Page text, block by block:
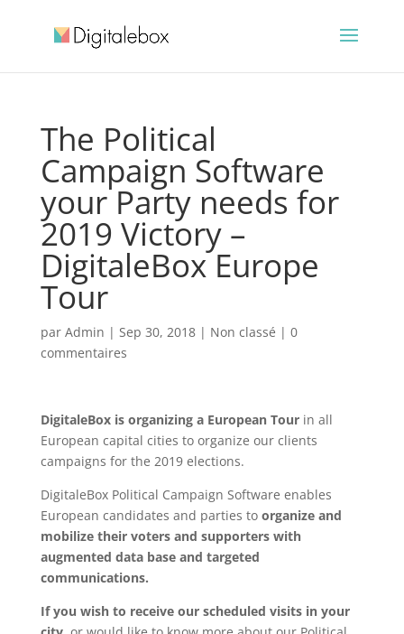
The Political
Campaign Software
your Party needs for
2019 Victory –
DigitaleBox Europe
Tour
par Admin | Sep 30, 2018| Non classé | 0
commentaires
DigitaleBox is organizing a European Tourin all
European capital cities to organize our clients
campaigns for the 2019 elections.
DigitaleBox Political Campaign Software enables
European candidates and parties to organize and
mobilize their voters and supporters with
augmented data base and targeted
communications.
If you wish to receive our scheduled visits in your